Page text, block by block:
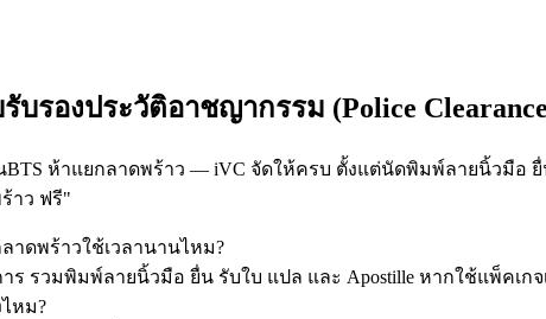
รับรองประวัติอาชญากรรม (Police
BTS ห้าแยกลาดพร้าว — iVC จัดให้ครบ ตั้งแต่นัดพิมพ์ลายนิ้วมือ ยื่
าว ฟรี"
ลาดพร้าวใช้เวลานานไหม?
ร รวมพิมพ์ลายนิ้วมือ ยื่น รับใบ แปล และ Apostille หากใช้แพ็คเก
หม?